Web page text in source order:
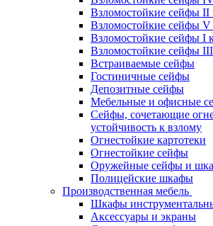
Взломостойкие сейфы II
Взломостойкие сейфы V
Взломостойкие сейфы I
Взломостойкие сейфы III
Встраиваемые сейфы
Гостиничные сейфы
Депозитные сейфы
Мебельные и офисные
Сейфы, сочетающие
устойчивость к взлому
Огнестойкие картотеки
Огнестойкие сейфы
Оружейные сейфы и
Полицейские шкафы
Производственная мебель
Шкафы
Аксессуары и экраны